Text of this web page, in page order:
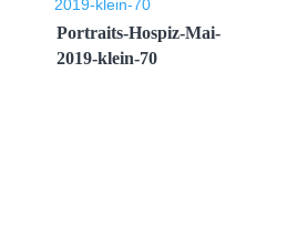
Portraits-Hospiz-Mai-
2019-klein-70